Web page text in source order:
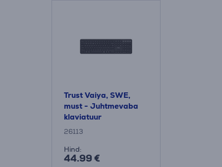
Trust Vaiya, SWE,
must - Juhtmevaba
klaviatuur
26113
Hind:
44.99 €